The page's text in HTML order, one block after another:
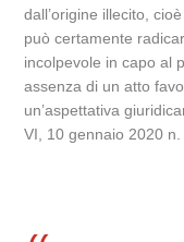
dall’origine illecito,
può certamente
incolpevole in capo al
assenza di un atto
un’aspettativa
VI, 10 gennaio 2020 n.